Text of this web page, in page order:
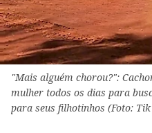
"Mais alguém chorou?":
mulher todos os dias para
para seus filhotinhos (Foto: